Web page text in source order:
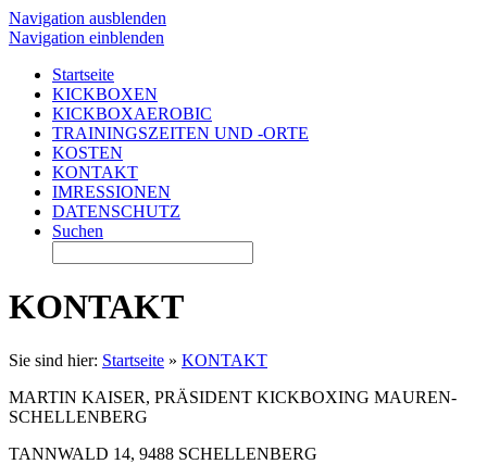
Navigation ausblenden
Navigation einblenden
Startseite
KICKBOXEN
KICKBOXAEROBIC
TRAININGSZEITEN UND -ORTE
KOSTEN
KONTAKT
IMRESSIONEN
DATENSCHUTZ
Suchen
KONTAKT
Sie sind hier: Startseite » KONTAKT
MARTIN KAISER, PRÄSIDENT KICKBOXING MAUREN-
SCHELLENBERG
TANNWALD 14, 9488 SCHELLENBERG